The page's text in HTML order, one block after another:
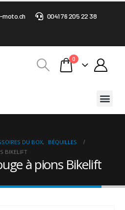
moto.ch 0041 76 205 22 38
0
DU BOX,
BÉQUILLES
BIKELIFT
à pions Bikelift